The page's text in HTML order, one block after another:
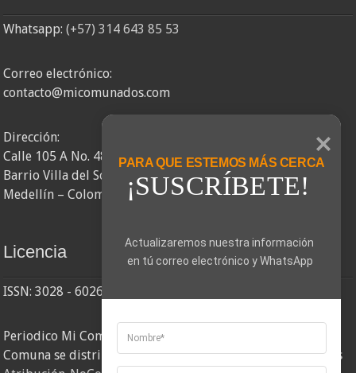
Whatsapp:(+57) 314 643 85 53
Correo electrónico:
contacto@micomunados.com
Dirección:
Calle 105 A No. 48AA – 58
Barrio Villa del Socorro
Medellín – Colombia
Licencia
ISSN: 3028 - 6026
Periodico Mi Comuna 2, elaborado por Corporación Mi
Comuna se distribuye bajo unaLicencia Creative Commons
PARA QUE ESTEMOS MÁS CERCA
¡SUSCRÍBETE!
Actualizaremos nuestra información
en tú correo electrónico y WhatsApp